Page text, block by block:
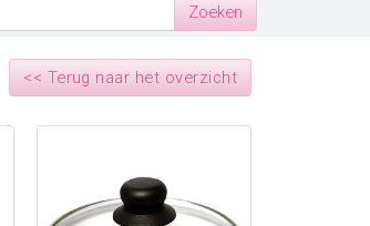
<< Terug naar het overzicht